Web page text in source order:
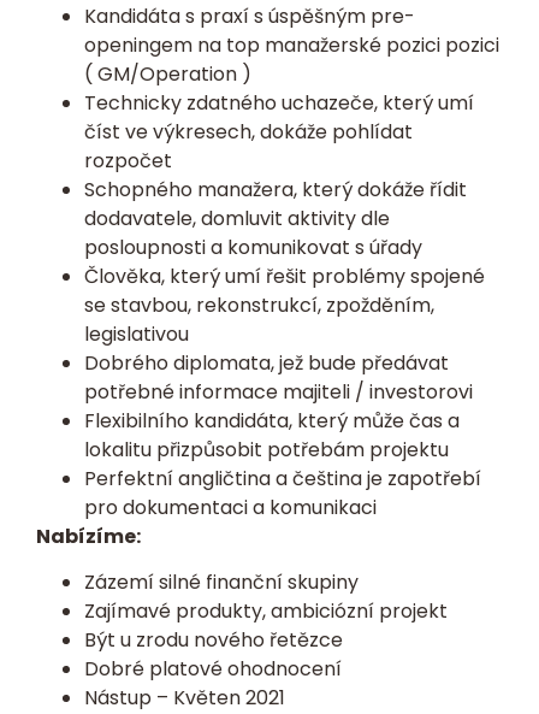
Kandidáta s praxí s úspěšným pre-
openingem na top manažerské pozici pozici
( GM/Operation )
Technicky zdatného uchazeče, který umí
číst ve výkresech, dokáže pohlídat
rozpočet
Schopného manažera, který dokáže řídit
dodavatele, domluvit aktivity dle
posloupnosti a komunikovat s úřady
Člověka, který umí řešit problémy spojené
se stavbou, rekonstrukcí, zpožděním,
legislativou
Dobrého diplomata, jež bude předávat
potřebné informace majiteli / investorovi
Flexibilního kandidáta, který může čas a
lokalitu přizpůsobit potřebám projektu
Perfektní angličtina a čeština je zapotřebí
pro dokumentaci a komunikaci
Nabízíme:
Zázemí silné finanční skupiny
Zajímavé produkty, ambiciózní projekt
Být u zrodu nového řetězce
Dobré platové ohodnocení
Nástup – Květen 2021